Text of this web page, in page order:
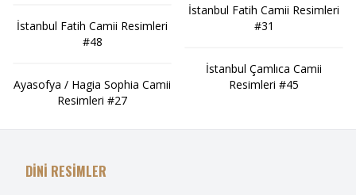
İstanbul Fatih Camii Resimleri
#48
Ayasofya / Hagia Sophia Camii
Resimleri #27
İstanbul Fatih Camii Resimleri
#31
İstanbul Çamlıca Camii
Resimleri #45
DİNİ RESİMLER